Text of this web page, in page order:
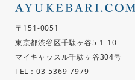
〒151-0051
東京都渋谷区千駄ヶ谷5-1-10
マイキャッスル千駄ヶ谷304号
TEL：03-5369-7979